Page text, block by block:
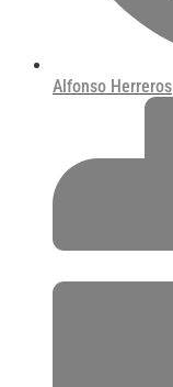
Alfonso Herreros